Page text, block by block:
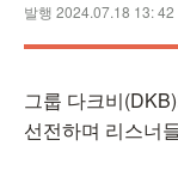
발행 2024.07.18 13: 42
그룹 다크비
선전하며 리스너